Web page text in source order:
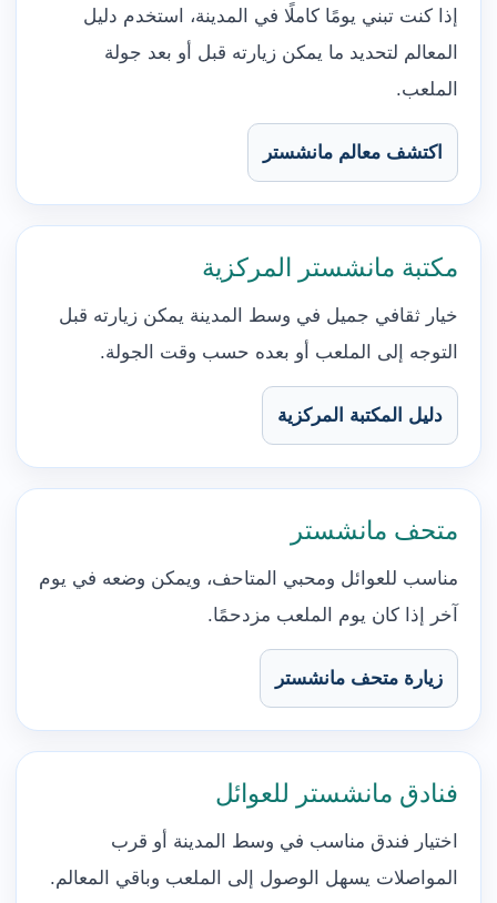
إذا كنت تبني يومًا كاملًا في المدينة، استخدم دليل
المعالم لتحديد ما يمكن زيارته قبل أو بعد جولة
الملعب.
اكتشف معالم مانشستر
مكتبة مانشستر المركزية
خيار ثقافي جميل في وسط المدينة يمكن زيارته قبل
التوجه إلى الملعب أو بعده حسب وقت الجولة.
دليل المكتبة المركزية
متحف مانشستر
مناسب للعوائل ومحبي المتاحف، ويمكن وضعه في يوم
آخر إذا كان يوم الملعب مزدحمًا.
زيارة متحف مانشستر
فنادق مانشستر للعوائل
اختيار فندق مناسب في وسط المدينة أو قرب
المواصلات يسهل الوصول إلى الملعب وباقي المعالم.